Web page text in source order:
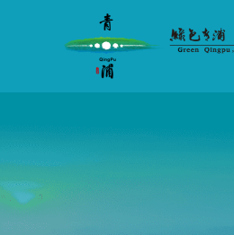
网